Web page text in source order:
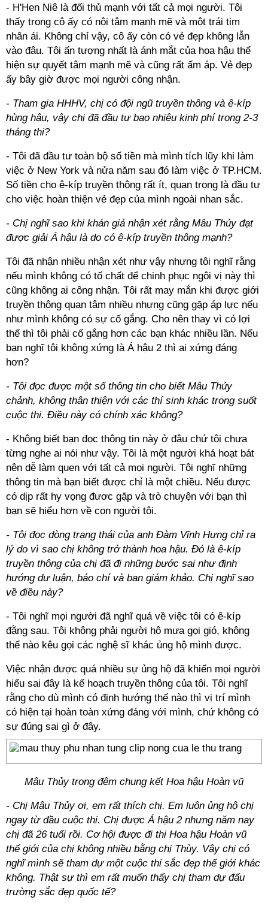
- H'Hen Niê là đối thủ mạnh với tất cả mọi người. Tôi
thấy trong cô ấy có nội tâm mạnh mẽ và một trái tim
nhân ái. Không chỉ vậy, cô ấy còn có vẻ đẹp không lẫn
vào đâu. Tôi ấn tượng nhất là ánh mắt của hoa hậu thể
hiện sự quyết tâm mạnh mẽ và cũng rất ấm áp. Vẻ đẹp
ấy bây giờ được mọi người công nhận.
- Tham gia HHHV, chị có đội ngũ truyền thông và ê-kíp
hùng hậu, vậy chị đã đầu tư bao nhiêu kinh phí trong 2-3
tháng thi?
- Tôi đã đầu tư toàn bộ số tiền mà mình tích lũy khi làm
việc ở New York và nửa năm sau đó làm việc ở TP.HCM.
Số tiền cho ê-kíp truyền thông rất ít, quan trọng là đầu tư
cho việc hoàn thiện vẻ đẹp của mình ngoài nhan sắc.
- Chị nghĩ sao khi khán giả nhận xét rằng Mâu Thủy đạt
được giải Á hậu là do có ê-kíp truyền thông mạnh?
Tôi đã nhận nhiều nhận xét như vậy nhưng tôi nghĩ rằng
nếu mình không có tố chất để chinh phục ngôi vị này thì
cũng không ai công nhận. Tôi rất may mắn khi được giới
truyền thông quan tâm nhiều nhưng cũng gặp áp lực nếu
như mình không có sự cố gắng. Cho nên thay vì có lợi
thế thì tôi phải cố gắng hơn các bạn khác nhiều lần. Nếu
bạn nghĩ tôi không xứng là Á hậu 2 thì ai xứng đáng
hơn?
- Tôi đọc được một số thông tin cho biết Mâu Thủy
chảnh, không thân thiện với các thí sinh khác trong suốt
cuộc thi. Điều này có chính xác không?
- Không biết bạn đọc thông tin này ở đâu chứ tôi chưa
từng nghe ai nói như vậy. Tôi là một người khá hoạt bát
nên dễ làm quen với tất cả mọi người. Tôi nghĩ những
thông tin mà bạn biết được chỉ là một chiều. Nếu được
có dịp rất hy vọng đươc gặp và trò chuyện với bạn thì
bạn sẽ hiểu hơn về con người tôi.
- Tôi đọc dòng trạng thái của anh Đàm Vĩnh Hưng chỉ ra
lý do vì sao chị không trở thành hoa hậu. Đó là ê-kíp
truyền thông của chị đã đi những bước sai như định
hướng dư luận, báo chí và ban giám khảo. Chị nghĩ sao
về điều này?
- Tôi nghĩ mọi người đã nghĩ quá về việc tôi có ê-kíp
đằng sau. Tôi không phải người hô mưa gọi gió, không
thể nào kêu gọi các nghệ sĩ khác ủng hộ mình được.
Việc nhận được quá nhiều sự ủng hộ đã khiến mọi người
hiểu sai đây là kế hoạch truyền thông của tôi. Tôi nghĩ
rằng cho dù mình có định hướng thế nào thì vị trí mình
có hiện tại hoàn toàn xứng đáng với mình, chứ không có
sự đúng sai gì ở đây.
Mâu Thủy trong đêm chung kết Hoa hậu Hoàn vũ
- Chị Mâu Thủy ơi, em rất thích chị. Em luôn ủng hộ chị
ngay từ đầu cuộc thi. Chị được Á hậu 2 nhưng năm nay
chị đã 26 tuổi rồi. Cơ hội được đi thi Hoa hậu Hoàn vũ
thế giới của chị không nhiều bằng chị Thùy. Vậy chị có
nghĩ mình sẽ tham dự một cuộc thi sắc đẹp thế giới khác
không. Thật sự thì em rất muốn thấy chị tham dự đấu
trường sắc đẹp quốc tế?